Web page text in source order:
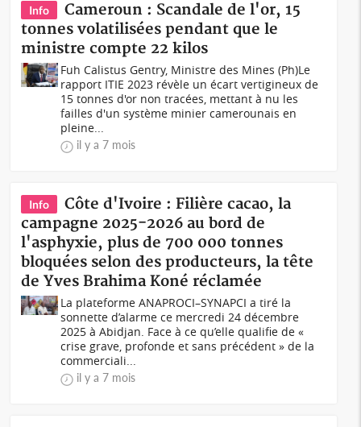
Info
Cameroun : Scandale de l'or, 15
tonnes volatilisées pendant que le
ministre compte 22 kilos
Fuh Calistus Gentry, Ministre des Mines (Ph)Le
rapport ITIE 2023 révèle un écart vertigineux de
15 tonnes d'or non tracées, mettant à nu les
failles d'un système minier camerounais en
pleine...
il y a 7 mois
Info
Côte d'Ivoire : Filière cacao, la
campagne 2025-2026 au bord de
l'asphyxie, plus de 700 000 tonnes
bloquées selon des producteurs, la tête
de Yves Brahima Koné réclamée
La plateforme ANAPROCI–SYNAPCI a tiré la
sonnette d’alarme ce mercredi 24 décembre
2025 à Abidjan. Face à ce qu’elle qualifie de «
crise grave, profonde et sans précédent » de la
commerciali...
il y a 7 mois